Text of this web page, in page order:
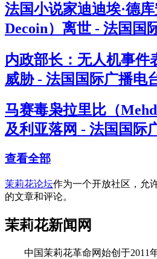
法国小说家迪迪埃·德
Decoin）离世 - 法国国
内政部长：无人机事件
威胁 - 法国国际广播电
马赛毒枭拉里比（
及利亚落网 - 法国国际
查看全部
茉莉花论坛作为一个开放社区，允
的文章和评论。
茉莉花新闻网
中国茉莉花革命网始创于2011